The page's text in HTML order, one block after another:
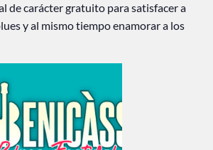
de carácter gratuito para satisfacer a
y al mismo tiempo enamorar a los